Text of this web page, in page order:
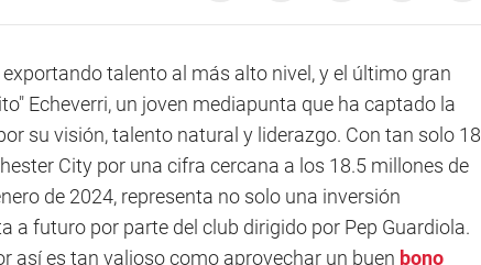
talento al más alto nivel, y el último gran
Echeverri, un joven mediapunta que ha captado la
su visión, talento natural y liderazgo. Con tan solo 18
City por una cifra cercana a los 18.5 millones de
de 2024, representa no solo una inversión
a futuro por parte del club dirigido por Pep Guardiola.
así es tan valioso como aprovechar un buen bono